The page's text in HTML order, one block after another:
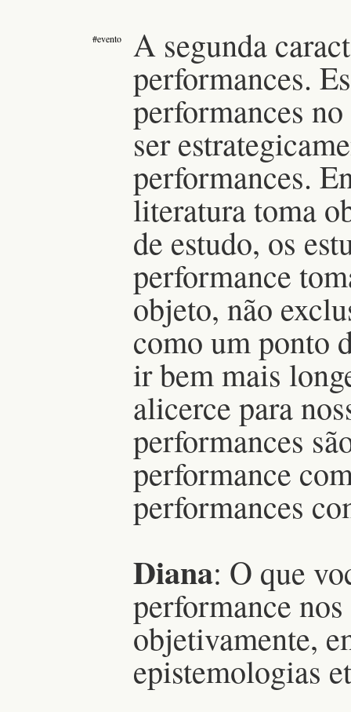
#evento A segunda
performances.
performances
ser
performances.
literatura toma
de estudo, os
performance
objeto, não
como um ponto
ir bem mais
alicerce para
performances
performance
performances
Diana: O que
performance
objetivamente,
epistemologias